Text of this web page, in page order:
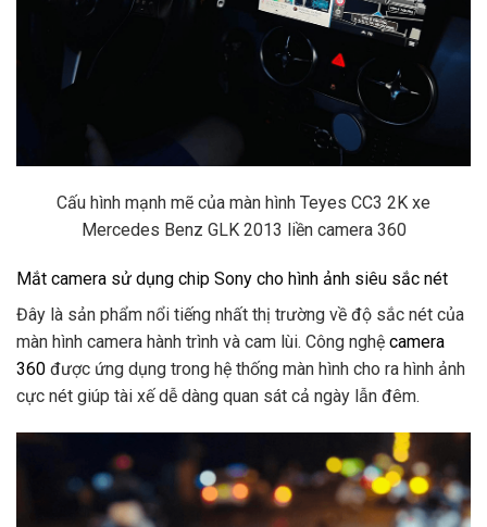
Cấu hình mạnh mẽ của màn hình Teyes CC3 2K xe
Mercedes Benz GLK 2013 liền camera 360
Mắt camera sử dụng chip Sony cho hình ảnh siêu sắc nét
Đây là sản phẩm nổi tiếng nhất thị trường về độ sắc nét của
màn hình camera hành trình và cam lùi. Công nghệ camera
360 được ứng dụng trong hệ thống màn hình cho ra hình ảnh
cực nét giúp tài xế dễ dàng quan sát cả ngày lẫn đêm.